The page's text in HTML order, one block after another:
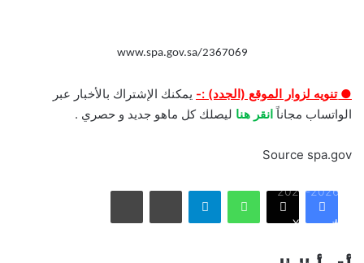
www.spa.gov.sa/2367069
● تنويه لزوار الموقع (الجدد) :- يمكنك الإشتراك بالأخبار عبر
الواتساب مجاناًانقر هنا ليصلك كل ماهو جديد و حصري .
Source spa.gov
فيسبوك X
واتساب تيلقرام مشاركة عبر البريد طباعة
أمريكا تشنّ الجولة الثالثة من ضرباتها الجوية على إيران رداً على
هجوم بمضيق هرمز
2026-2027